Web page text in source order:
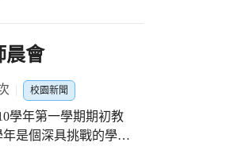
晨會
校園新聞
學年第一學期期初教
是個深具挑戰的學年